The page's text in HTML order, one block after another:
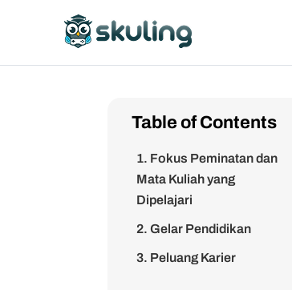
Table of Contents
1. Fokus Peminatan dan
Mata Kuliah yang
Dipelajari
2. Gelar Pendidikan
3. Peluang Karier